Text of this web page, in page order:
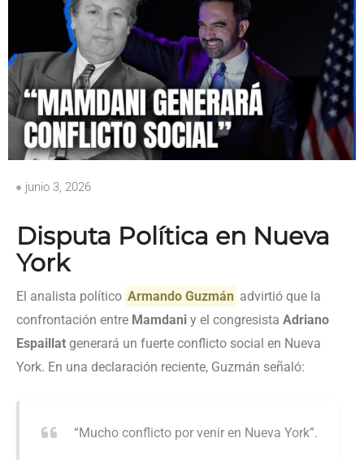
junio 3, 2026
Disputa Política en Nueva
York
El analista político Armando Guzmán advirtió que la
confrontación entre Mamdani y el congresista Adriano
Espaillat generará un fuerte conflicto social en Nueva
York. En una declaración reciente, Guzmán señaló:
“Mucho conflicto por venir en Nueva York”.